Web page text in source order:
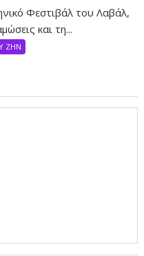
Φεστιβάλ του Λαβάλ,
και τη...
ΖΗΝ